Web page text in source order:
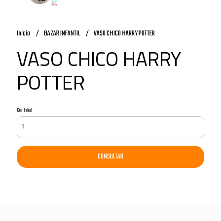
Inicio BAZAR INFANTIL VASO CHICO HARRY POTTER
VASO CHICO HARRY
POTTER
Cantidad
CONSULTAR